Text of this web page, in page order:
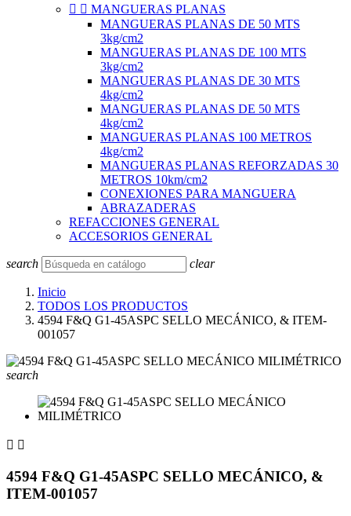
  MANGUERAS PLANAS
MANGUERAS PLANAS DE 50 MTS
3kg/cm2
MANGUERAS PLANAS DE 100 MTS
3kg/cm2
MANGUERAS PLANAS DE 30 MTS
4kg/cm2
MANGUERAS PLANAS DE 50 MTS
4kg/cm2
MANGUERAS PLANAS 100 METROS
4kg/cm2
MANGUERAS PLANAS REFORZADAS 30
METROS 10km/cm2
CONEXIONES PARA MANGUERA
ABRAZADERAS
REFACCIONES GENERAL
ACCESORIOS GENERAL
search clear
Inicio
TODOS LOS PRODUCTOS
4594 F&Q G1-45ASPC SELLO MECÁNICO, & ITEM-
001057
search
 
4594 F&Q G1-45ASPC SELLO MECÁNICO, &
ITEM-001057